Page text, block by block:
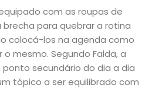
com as roupas de
para quebrar a rotina
colocá-los na agenda como
mesmo. Segundo Falda, a
secundário do dia a dia
tópico a ser equilibrado com